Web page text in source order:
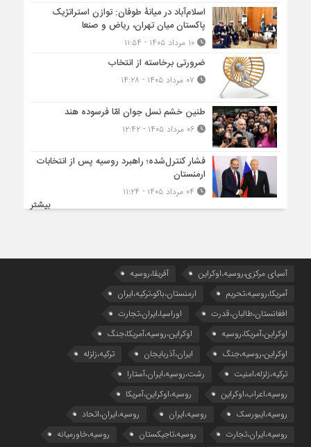
اسلام‌آباد در میانۀ طوفان: توازن استراتژیک
پاکستان میان تهران، ریاض و صنعا
۱۰ مرداد ۱۴۰۵ - ۱۱:۵۴
ضرورتی برخاسته از انتخاب
طنین خشم نسل جوان امّا فرسوده هند
۰۶ مرداد ۱۴۰۵ - ۱۲:۴۲
فشار کنترل‌شده؛ راهبرد روسیه پس از انتخابات
ارمنستان
بیشتر
آسیای مرکزی،روسیه،اوکراین
آفریقا،روسیه
آمریکا،روسیه،تحریم
ارمنستان،باکو،ترکیه،ایران
افغانستان،طالبان،قدرت
اوراسیا،ایران،تجارت
اوکراین،آمریکا،روسیه
اوکراین،روسیه،آمریکا،جنگ
اوکراین،روسیه،جنگ
ایران،آذربایجان
ترکیه،زلزله
ترکیه،زلزله،امنیت
رشت،روسیه،ایران،آستارا
روسیه،اعراب،اوکراین
روسیه،اوکراین،آمریکا
روسیه،ایبورسک
روسیه،ایران
روسیه،ایران،اتحاد
روسیه،ایران،تجارت
روسیه،تاجیکستان
روسیه،خاورمیانه